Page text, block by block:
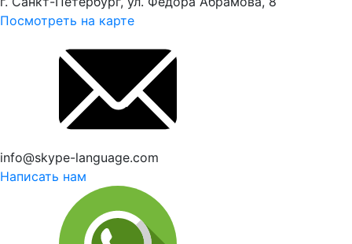
Посмотреть на карте
info@skype-language.com
Написать нам